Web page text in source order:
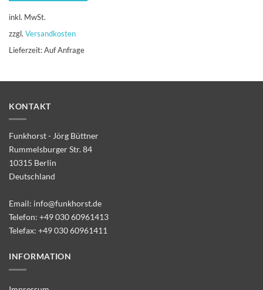
inkl. MwSt.
zzgl. Versandkosten
Lieferzeit:Auf Anfrage
KONTAKT
Funkhorst - Jörg Büttner
Rummelsburger Str. 84
10315 Berlin
Deutschland
Email: info@funkhorst.de
Telefon: +49 030 60961413
Telefax: +49 030 60961411
INFORMATION